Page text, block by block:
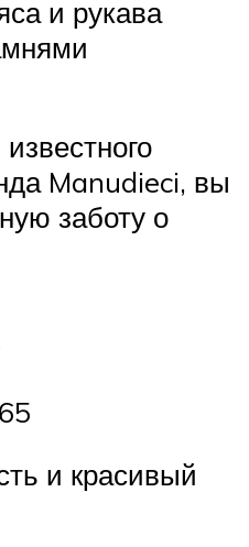
и рукава
Manudieci, вы
заботу о
и красивый